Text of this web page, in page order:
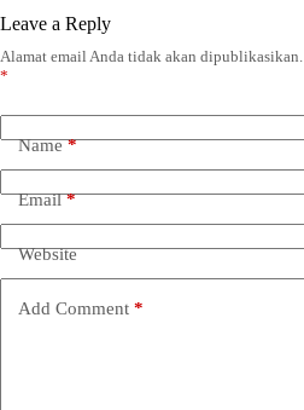
Leave a Reply
Alamat email Anda tidak akan dipublikasikan.
*
Name*
Email*
Website
Add Comment *